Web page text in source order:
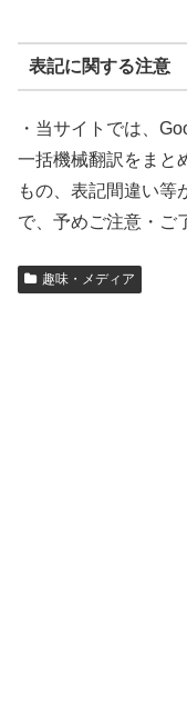
表記に関する注意
・当サイトでは、
一括機械翻訳をまと
もの、表記間違い等
で、予めご注意・ご
趣味・メディア